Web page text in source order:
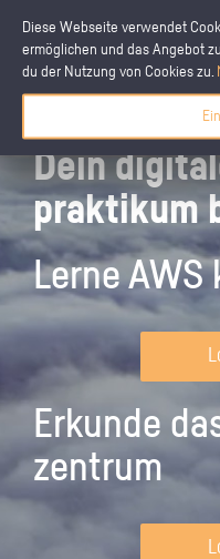
Diese Webseite verwendet
ermöglichen und das Angebot
du der Nutzung von Cookies zu.
Dein
praktikum
Lerne AWS
Erkunde
zentrum